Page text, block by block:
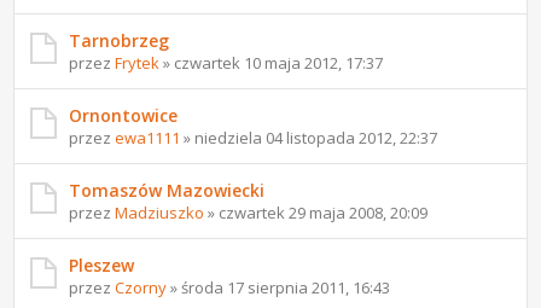
Tarnobrzeg
przezFrytek » czwartek 10 maja 2012, 17:37
Ornontowice
przezewa1111 » niedziela 04 listopada 2012, 22:37
Tomaszów Mazowiecki
przezMadziuszko » czwartek 29 maja 2008, 20:09
Pleszew
przezCzorny» środa 17 sierpnia 2011, 16:43